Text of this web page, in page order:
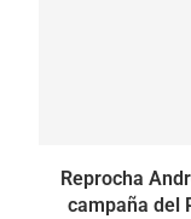
Reprocha
campaña del